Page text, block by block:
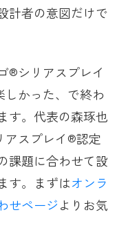
者の意図だけで
®シリアスプレイ
かった、で終わ
す。代表の森琢也
アスプレイ®認定
課題に合わせて設
す。まずはオンラ
せページよりお気